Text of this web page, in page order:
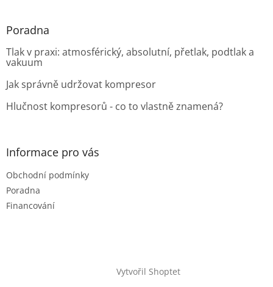
Poradna
Tlak v praxi: atmosférický, absolutní, přetlak, podtlak a
vakuum
Jak správně udržovat kompresor
Hlučnost kompresorů - co to vlastně znamená?
Informace pro vás
Obchodní podmínky
Poradna
Financování
Vytvořil Shoptet